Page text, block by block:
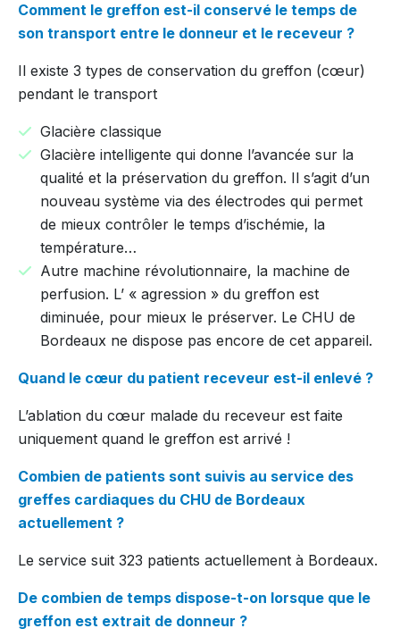
Comment le greffon est-il conservé le temps de
son transport entre le donneur et le receveur ?
Il existe 3 types de conservation du greffon (cœur)
pendant le transport
Glacière classique
Glacière intelligente qui donne l’avancée sur la
qualité et la préservation du greffon. Il s’agit d’un
nouveau système via des électrodes qui permet
de mieux contrôler le temps d’ischémie, la
température…
Autre machine révolutionnaire, la machine de
perfusion. L’ « agression » du greffon est
diminuée, pour mieux le préserver. Le CHU de
Bordeaux ne dispose pas encore de cet appareil.
Quand le cœur du patient receveur est-il enlevé ?
L’ablation du cœur malade du receveur est faite
uniquement quand le greffon est arrivé !
Combien de patients sont suivis au service des
greffes cardiaques du CHU de Bordeaux
actuellement ?
Le service suit 323 patients actuellement à Bordeaux.
De combien de temps dispose-t-on lorsque que le
greffon est extrait de donneur ?